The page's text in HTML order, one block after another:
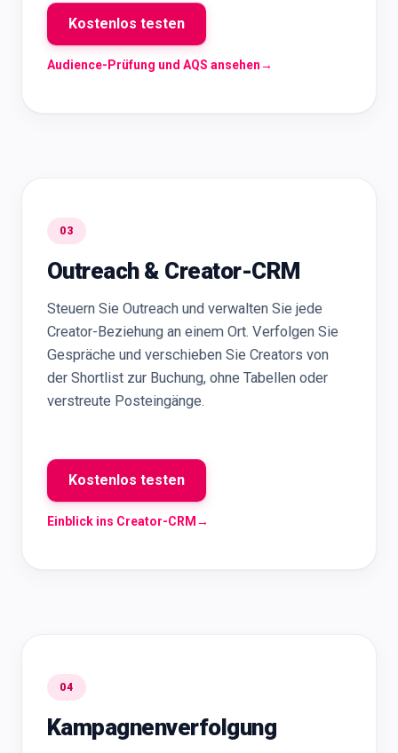
Kostenlos testen
Audience-Prüfung und AQS ansehen→
03
Outreach & Creator-CRM
Steuern Sie Outreach und verwalten Sie jede
Creator-Beziehung an einem Ort. Verfolgen Sie
Gespräche und verschieben Sie Creators von
der Shortlist zur Buchung, ohne Tabellen oder
verstreute Posteingänge.
Kostenlos testen
Einblick ins Creator-CRM →
04
Kampagnenverfolgung